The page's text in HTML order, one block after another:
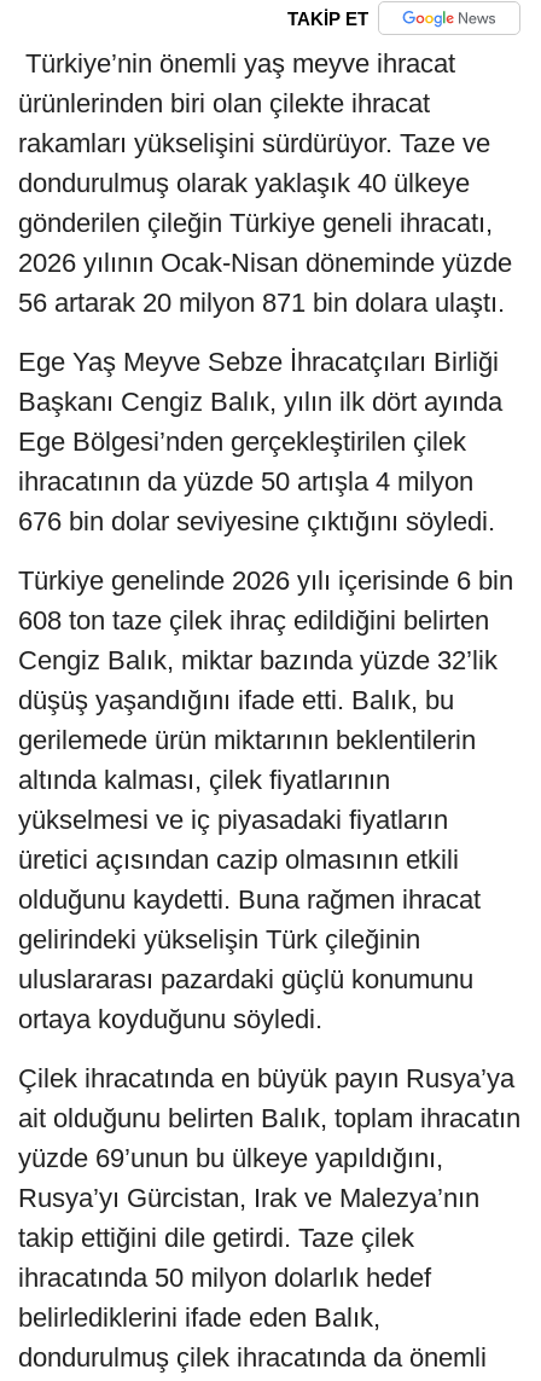
TAKİP ET
Türkiye’nin önemli yaş meyve ihracat
ürünlerinden biri olan çilekte ihracat
rakamları yükselişini sürdürüyor. Taze ve
dondurulmuş olarak yaklaşık 40 ülkeye
gönderilen çileğin Türkiye geneli ihracatı,
2026 yılının Ocak-Nisan döneminde yüzde
56 artarak 20 milyon 871 bin dolara ulaştı.
Ege Yaş Meyve Sebze İhracatçıları Birliği
Başkanı Cengiz Balık, yılın ilk dört ayında
Ege Bölgesi’nden gerçekleştirilen çilek
ihracatının da yüzde 50 artışla 4 milyon
676 bin dolar seviyesine çıktığını söyledi.
Türkiye genelinde 2026 yılı içerisinde 6 bin
608 ton taze çilek ihraç edildiğini belirten
Cengiz Balık, miktar bazında yüzde 32’lik
düşüş yaşandığını ifade etti. Balık, bu
gerilemede ürün miktarının beklentilerin
altında kalması, çilek fiyatlarının
yükselmesi ve iç piyasadaki fiyatların
üretici açısından cazip olmasının etkili
olduğunu kaydetti. Buna rağmen ihracat
gelirindeki yükselişin Türk çileğinin
uluslararası pazardaki güçlü konumunu
ortaya koyduğunu söyledi.
Çilek ihracatında en büyük payın Rusya’ya
ait olduğunu belirten Balık, toplam ihracatın
yüzde 69’unun bu ülkeye yapıldığını,
Rusya’yı Gürcistan, Irak ve Malezya’nın
takip ettiğini dile getirdi. Taze çilek
ihracatında 50 milyon dolarlık hedef
belirlediklerini ifade eden Balık,
dondurulmuş çilek ihracatında da önemli